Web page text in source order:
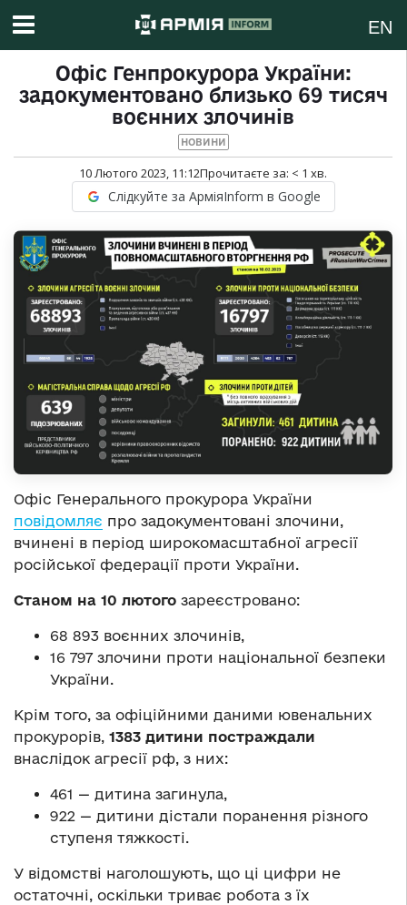
EN
Офіс Генпрокурора України:
задокументовано близько 69 тисяч
воєнних злочинів
НОВИНИ
10 Лютого 2023, 11:12Прочитаєте за: < 1 хв.
Слідкуйте за АрміяInform в Google
Офіс Генерального прокурора України
повідомляє про задокументовані злочини,
вчинені в період широкомасштабної агресії
російської федерації проти України.
Станом на 10 лютого зареєстровано:
68 893 воєнних злочинів,
16 797 злочини проти національної безпеки
України.
Крім того, за офіційними даними ювенальних
прокурорів, 1383 дитини постраждали
внаслідок агресії рф, з них:
461 — дитина загинула,
922 — дитини дістали поранення різного
ступеня тяжкості.
У відомстві наголошують, що ці цифри не
остаточні, оскільки триває робота з їх